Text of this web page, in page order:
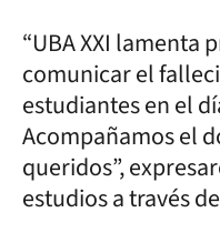
“UBA XXI lamenta
comunicar el
estudiantes en el
Acompañamos el
queridos”,
estudios a través